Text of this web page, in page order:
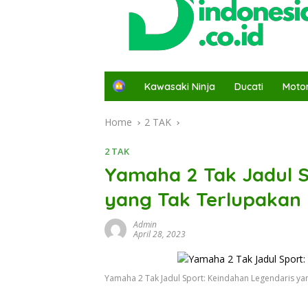
H
e
Kawasaki Ninja Ducati
Home 2 TAK
2 TAK
Yamaha 2 Tak Jadul
yang Tak Terlupakan
Admin
April 28, 2023
Yamaha 2 Tak Jadul Sport: Keindahan Legendaris